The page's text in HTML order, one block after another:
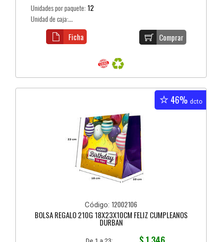
Unidades por paquete: 12
Unidad de caja:...
Comprar
Ficha
46% dcto
Código: 12002106
BOLSA REGALO 210G 18X23X10CM FELIZ CUMPLEAÑOS
DURBAN